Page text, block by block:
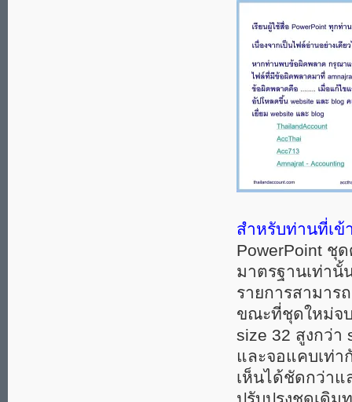
สำหรับท่านที่เข้
PowerPoint ชุ
มาตรฐานเท่านั้
รายการสามาร
ขณะที่ชุดใหม่จ
size 32 สูงกว่า
และจอแคบเท่
เห็นได้ชัดกว่าแ